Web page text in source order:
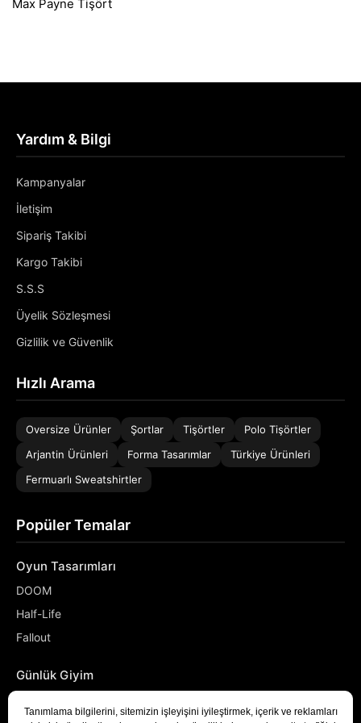
Max Payne Tişört
Yardım & Bilgi
Kampanyalar
İletişim
Sipariş Takibi
Kargo Takibi
S.S.S
Üyelik Sözleşmesi
Gizlilik ve Güvenlik
Hızlı Arama
Oversize Ürünler Şortlar Tişörtler
Polo Tişörtler
Arjantin Ürünleri
Forma Tasarımlar
Türkiye Ürünleri
Fermuarlı Sweatshirtler
Popüler Temalar
Oyun Tasarımları
DOOM
Half-Life
Fallout
Günlük Giyim